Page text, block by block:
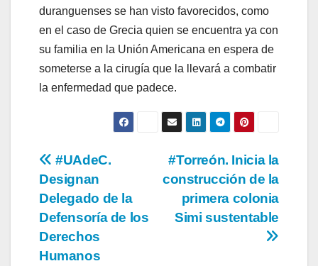
duranguenses se han visto favorecidos, como
en el caso de Grecia quien se encuentra ya con
su familia en la Unión Americana en espera de
someterse a la cirugía que la llevará a combatir
la enfermedad que padece.
Navegación
de
entradas
#Torreón. Inicia la
construcción de la
primera colonia
Simi sustentable
#UAdeC.
Designan
Delegado de la
Defensoría de los
Derechos
Humanos